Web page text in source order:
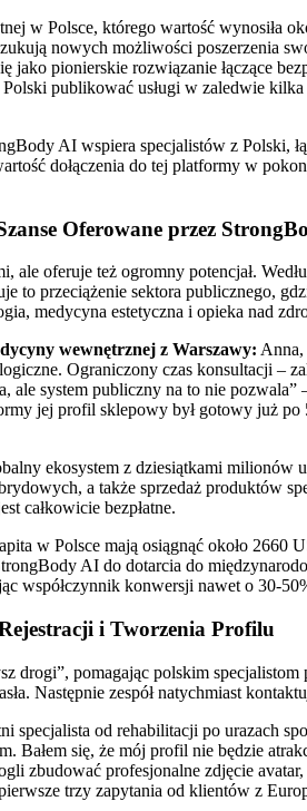
w Polsce, którego wartość wynosiła
nowych możliwości poszerzenia
jako pionierskie rozwiązanie łączące
publikować usługi w zaledwie
AI wspiera specjalistów z
dołączenia do tej platformy w
Oferowane przez
oferuje też ogromny potencjał.
to przeciążenie sektora publicznego,
medycyna estetyczna i opieka nad
wewnętrznej z Warszawy: Anna,
Ograniczony czas konsultacji –
system publiczny na to nie
jej profil sklepowy był gotowy już
ekosystem z dziesiątkami
a także sprzedaż produktów
całkowicie bezpłatne.
w Polsce mają osiągnąć około 2660
AI do dotarcia do
współczynnik konwersji nawet o 30-
i Tworzenia Profilu
drogi”, pomagając polskim
Następnie zespół natychmiast
specjalista od rehabilitacji po urazach
Bałem się, że mój profil nie będzie
zbudować profesjonalne zdjęcie
trzy zapytania od klientów z